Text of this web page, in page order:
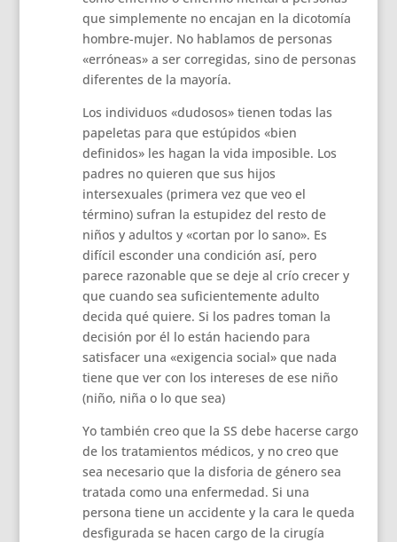
que simplemente no encajan en la dicotomía
hombre-mujer. No hablamos de personas
«erróneas» a ser corregidas, sino de personas
diferentes de la mayoría.
Los individuos «dudosos» tienen todas las
papeletas para que estúpidos «bien
definidos» les hagan la vida imposible. Los
padres no quieren que sus hijos
intersexuales (primera vez que veo el
término) sufran la estupidez del resto de
niños y adultos y «cortan por lo sano». Es
difícil esconder una condición así, pero
parece razonable que se deje al crío crecer y
que cuando sea suficientemente adulto
decida qué quiere. Si los padres toman la
decisión por él lo están haciendo para
satisfacer una «exigencia social» que nada
tiene que ver con los intereses de ese niño
(niño, niña o lo que sea)
Yo también creo que la SS debe hacerse cargo
de los tratamientos médicos, y no creo que
sea necesario que la disforia de género sea
tratada como una enfermedad. Si una
persona tiene un accidente y la cara le queda
desfigurada se hacen cargo de la cirugía